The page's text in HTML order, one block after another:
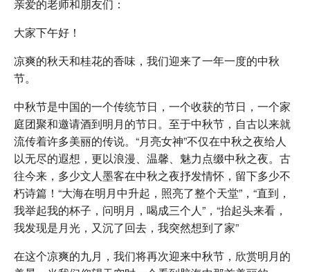
亲爱的老师和朋友们：
大家下午好！
凉爽的秋天和桂花的香味，我们迎来了一年一度的中秋
节。
中秋节是中国的一个传统节日，一个收获的节日，一个家
庭团聚和邀请酒到明月的节日。至于中秋节，自古以来就
流传着许多美丽的传说。“月亮女神”不仅在中秋之夜给人
以无尽的遐想，更以浪漫、温馨、魅力点缀中秋之夜。古
往今来，多少文人墨客在中秋之夜抒发情怀，留下多少不
朽诗篇！“大海在明月中升起，照亮了整个天堂”，“直到，
我举起我的杯子，问明月，喝成三个人”，“抬起头来看，
我发现是月光，又沉了回去，我突然想到了家”
在这个凉爽的九月，我们将再次迎来中秋节，欣赏明月的